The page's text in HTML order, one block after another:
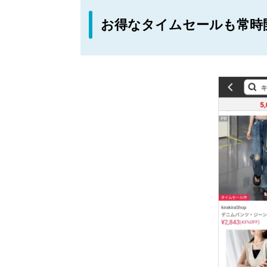
お得なタイムセールも常時